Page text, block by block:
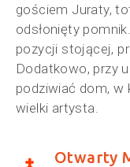
gościem Juraty,
odsłonięty
pozycji stojącej,
Dodatkowo, przy
podziwiać dom, w
wielki artysta.
Otwarty